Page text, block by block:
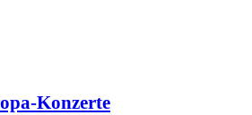
Konzerte